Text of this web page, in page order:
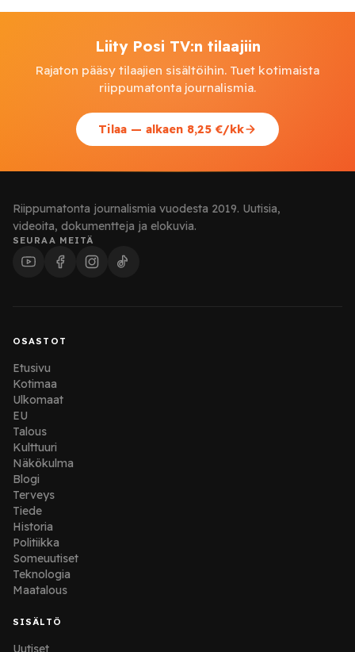
Liity Posi TV:n tilaajiin
Rajaton pääsy tilaajien sisältöihin. Tuet kotimaista
riippumatonta journalismia.
Tilaa — alkaen 8,25 €/kk
Riippumatonta journalismia vuodesta 2019. Uutisia,
videoita, dokumentteja ja elokuvia.
SEURAA MEITÄ
OSASTOT
Etusivu
Kotimaa
Ulkomaat
EU
Talous
Kulttuuri
Näkökulma
Blogi
Terveys
Tiede
Historia
Politiikka
Someuutiset
Teknologia
Maatalous
SISÄLTÖ
Uutiset